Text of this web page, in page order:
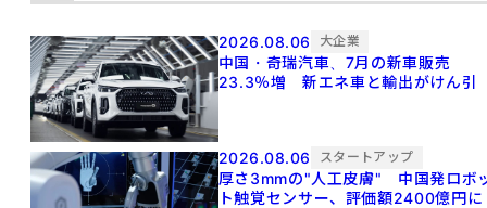
2026.08.06 大企業
中国・奇瑞汽車、7月の新車販売
23.3％増 新エネ車と輸出がけん引
2026.08.06 スタートアップ
厚さ3mmの"人工皮膚" 中国発ロボ
ト触覚センサー、評価額2400億円に